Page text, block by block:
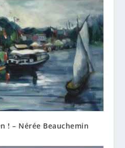
! – Nérée Beauchemin